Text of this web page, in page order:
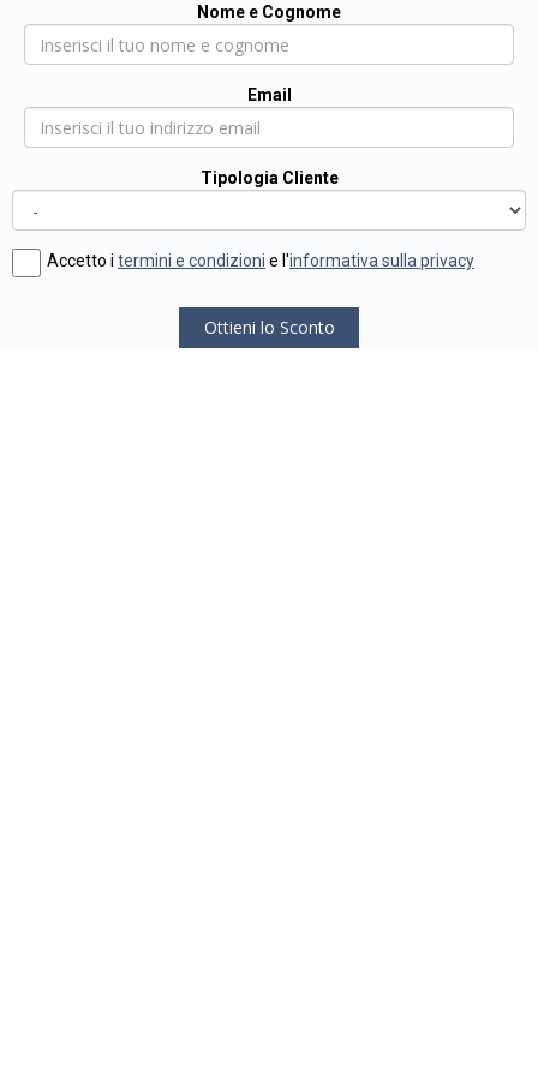
Nome e Cognome
Email
Tipologia Cliente
Accetto i termini e condizioni e l'informativa sulla privacy
Ottieni lo Sconto